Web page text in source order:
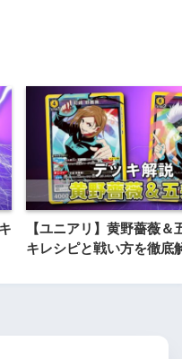
【ユニアリ】黄野薔薇＆
キレシピと戦い方を徹底